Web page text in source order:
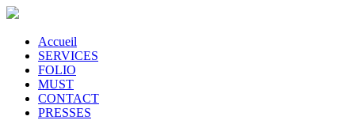
Accueil
SERVICES
FOLIO
MUST
CONTACT
PRESSES